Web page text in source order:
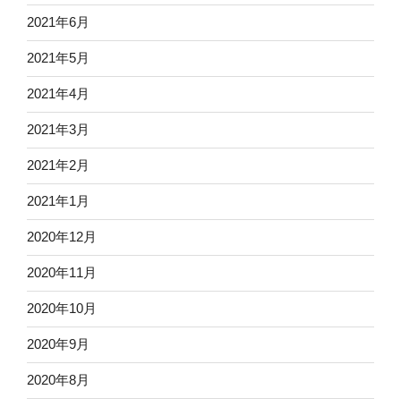
2021年6月
2021年5月
2021年4月
2021年3月
2021年2月
2021年1月
2020年12月
2020年11月
2020年10月
2020年9月
2020年8月